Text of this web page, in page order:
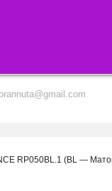
RP050BL.1 (BL —